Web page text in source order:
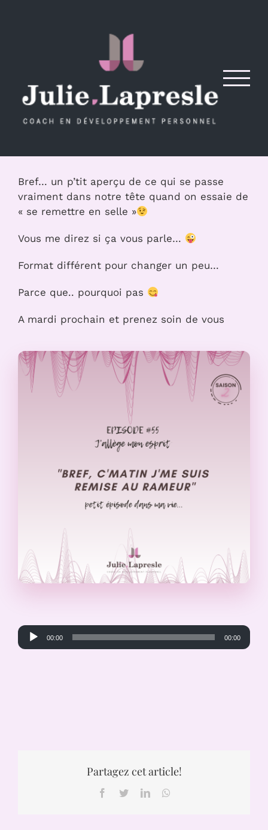
Bref… un p’tit aperçu de ce qui se passe
vraiment dans notre tête quand on essaie de
« se remettre en selle »
Vous me direz si ça vous parle…
Format différent pour changer un peu…
Parce que.. pourquoi pas
A mardi prochain et prenez soin de vous
Lecteur
audio
00:00 00:00
Partagez cet article!
Facebook
TwitterLinkedIn